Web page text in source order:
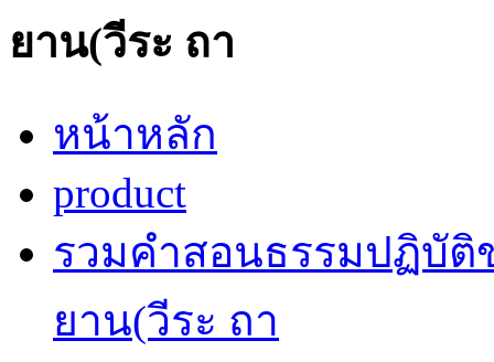
ยาน(วีระ ถา
หน้าหลัก
product
รวมคำสอนธรรมปฏิบัติ
ยาน(วีระ ถา